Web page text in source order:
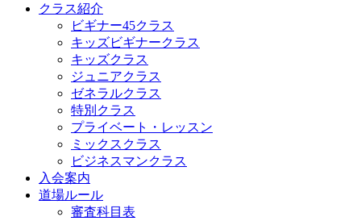
クラス紹介
ビギナー45クラス
キッズビギナークラス
キッズクラス
ジュニアクラス
ゼネラルクラス
特別クラス
プライベート・レッスン
ミックスクラス
ビジネスマンクラス
入会案内
道場ルール
審査科目表